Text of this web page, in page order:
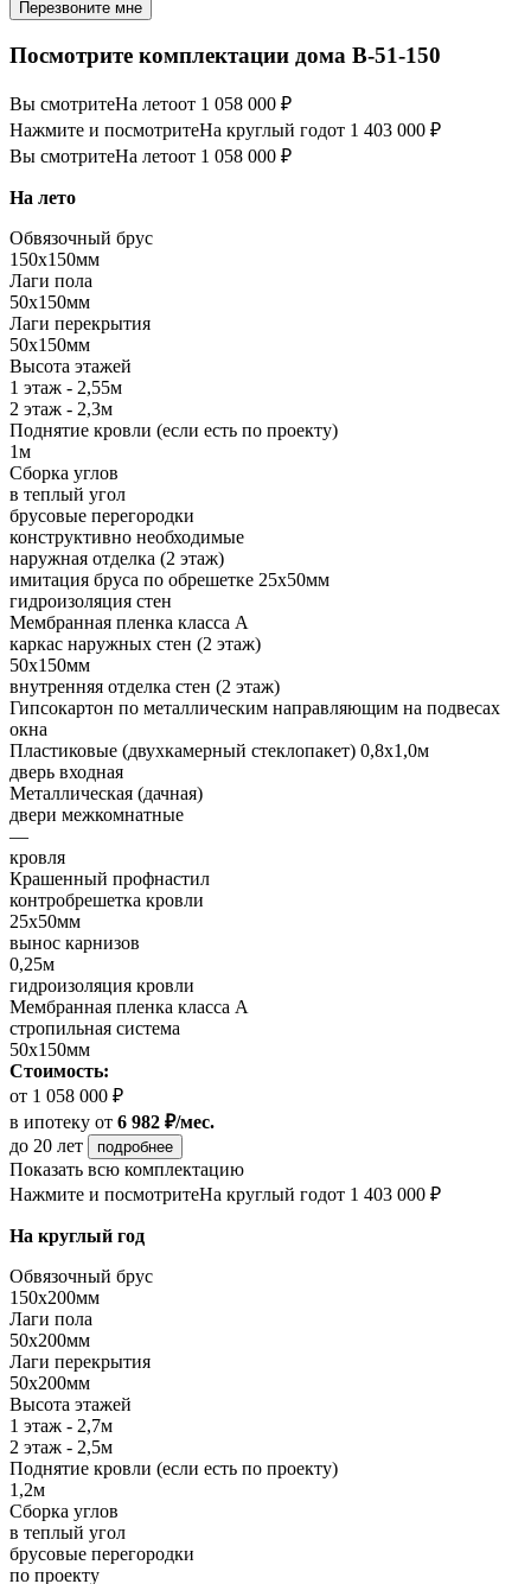
Перезвоните мне
Посмотрите комплектации дома B-51-150
Вы смотритеНа летоот 1 058 000 ₽
Нажмите и посмотритеНа круглый годот 1 403 000 ₽
Вы смотритеНа летоот 1 058 000 ₽
На лето
Обвязочный брус
150х150мм
Лаги пола
50х150мм
Лаги перекрытия
50х150мм
Высота этажей
1 этаж - 2,55м
2 этаж - 2,3м
Поднятие кровли (если есть по проекту)
1м
Сборка углов
в теплый угол
брусовые перегородки
конструктивно необходимые
наружная отделка (2 этаж)
имитация бруса по обрешетке 25х50мм
гидроизоляция стен
Мембранная пленка класса А
каркас наружных стен (2 этаж)
50х150мм
внутренняя отделка стен (2 этаж)
Гипсокартон по металлическим направляющим на подвесах
окна
Пластиковые (двухкамерный стеклопакет) 0,8х1,0м
дверь входная
Металлическая (дачная)
двери межкомнатные
—
кровля
Крашенный профнастил
контробрешетка кровли
25х50мм
вынос карнизов
0,25м
гидроизоляция кровли
Мембранная пленка класса А
стропильная система
50х150мм
Стоимость:
от 1 058 000 ₽
в ипотеку от 6 982 ₽/мес.
до 20 лет
подробнее
Показать всю комплектацию
Нажмите и посмотритеНа круглый годот 1 403 000 ₽
На круглый год
Обвязочный брус
150х200мм
Лаги пола
50х200мм
Лаги перекрытия
50х200мм
Высота этажей
1 этаж - 2,7м
2 этаж - 2,5м
Поднятие кровли (если есть по проекту)
1,2м
Сборка углов
в теплый угол
брусовые перегородки
по проекту